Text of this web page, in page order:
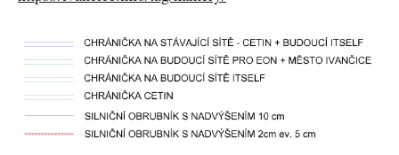
zadání * krátké lhůtě pro p…